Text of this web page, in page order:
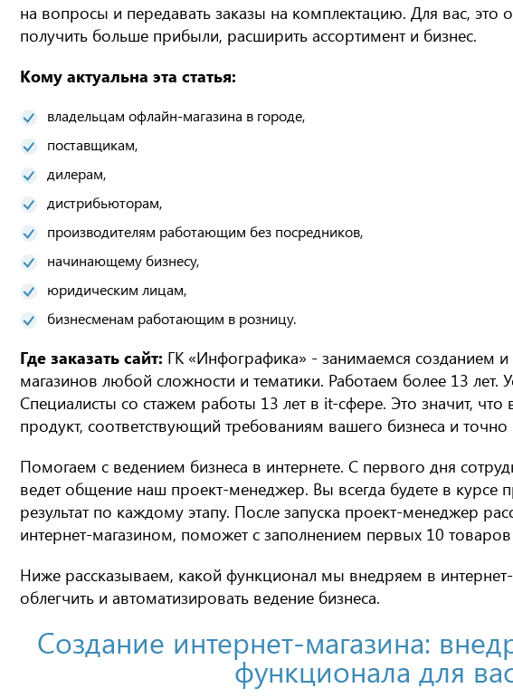
на вопросы и передавать заказы на комплектацию. Для вас, это
получить больше прибыли, расширить ассортимент и бизнес.
Кому актуальна эта статья:
владельцам офлайн-магазина в городе,
поставщикам,
дилерам,
дистрибьюторам,
производителям работающим без посредников,
начинающему бизнесу,
юридическим лицам,
бизнесменам работающим в розницу.
Где заказать сайт: ГК «Инфографика» - занимаемся созданием
магазинов любой сложности и тематики. Работаем более 13 лет.
Специалисты со стажем работы 13 лет в it-сфере. Это значит, что
продукт, соответствующий требованиям вашего бизнеса и точно
Помогаем с ведением бизнеса в интернете. С первого дня
ведет общение наш проект-менеджер. Вы всегда будете в курсе
результат по каждому этапу. После запуска проект-менеджер
интернет-магазином, поможет с заполнением первых 10
Ниже рассказываем, какой функционал мы внедряем в
облегчить и автоматизировать ведение бизнеса.
Создание интернет-магазина:
функционала для